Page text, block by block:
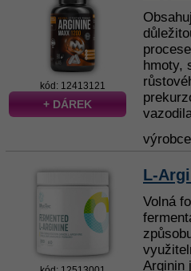
kód: 12413121
+ DÁREK
hmoty,
L-
Volná
Arginin